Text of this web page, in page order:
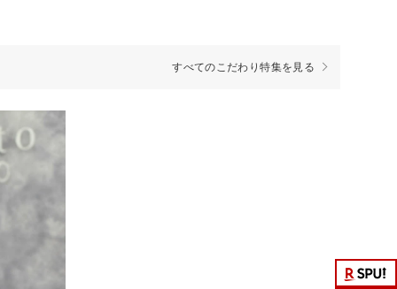
すべてのこだわり特集を見る